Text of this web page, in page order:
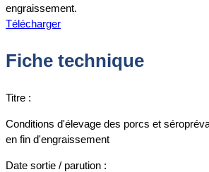
engraissement.
Télécharger
Fiche technique
Titre :
Conditions d'élevage des porcs et
en fin d'engraissement
Date sortie / parution :